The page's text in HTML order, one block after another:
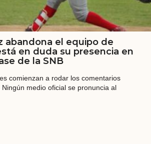
abandona el equipo de
en duda su presencia en
de la SNB
comienzan a rodar los comentarios
medio oficial se pronuncia al